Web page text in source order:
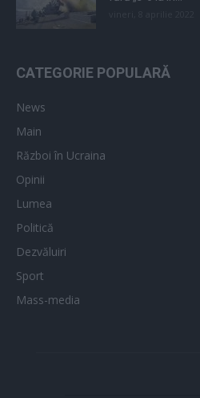
CATEGORIE POPULARĂ
News
Main
Război în Ucraina
Opinii
Lumea
Politică
Dezvăluiri
Sport
Mass-media